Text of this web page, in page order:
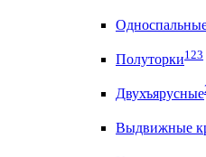
Полуторки123
Двухъярусные
Выдвижные